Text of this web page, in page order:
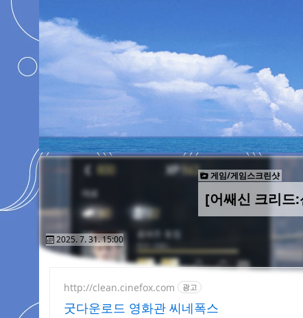
게임/게임스크린샷
[어쌔신 크리드
2025. 7. 31. 15:00
http://clean.cinefox.com 광고
굿다운로드 영화관 씨네폭스